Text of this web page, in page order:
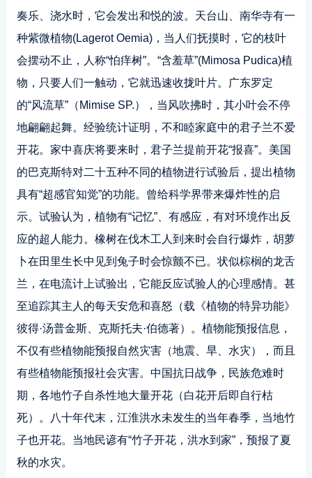
奏乐、浇水时，它会发出和悦的波。天台山、南华寺有一
种紫微植物(Lagerot Oemia)，当人们抚摸时，它的枝叶
会摆动不止，人称“怕痒树”。“含羞草”(Mimosa Pudica)植
物，只要人们一触动，它就迅速收拢叶片。广东罗定
的“风流草”（Mimise SP.），当风吹拂时，其小叶会不停
地翩翩起舞。经验统计证明，不和睦家庭中的君子兰不爱
开花。家中喜庆将要来时，君子兰提前开花“报喜”。美国
的巴克斯特对二十五种不同的植物进行试验后，提出植物
具有“超感官知觉”的功能。曾给科学界带来爆炸性的启
示。试验认为，植物有“记忆”、有感应，有对环境作出反
应的超人能力。橡树在伐木工人到来时会自行爆炸，胡萝
卜在田里生长中见到兔子时会惊颤不已。状似棕榈的龙舌
兰，在电流计上试验出，它能反应试验人的心理感情。甚
至追踪其主人的每天安危和喜怒（载《植物的特异功能》
彼得·汤普金斯、克斯托夫·伯德著）。植物能预报信息，
不仅有些植物能预报自然灾害（地震、旱、水灾），而且
有些植物能预报社会灾害。中国抗日战争，民族危难时
期，各地竹子自杀性地大量开花（白花开后即自行枯
死）。八十年代末，江淮洪水未发生的当年春季，当地竹
子也开花。当地民谚有“竹子开花，洪水到家”，预报了夏
秋的水灾。